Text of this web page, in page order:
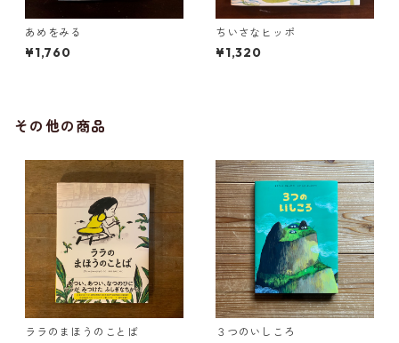
あめをみる
¥1,760
ちいさなヒッポ
¥1,320
その他の商品
ララのまほうのことば ３つのいしころ